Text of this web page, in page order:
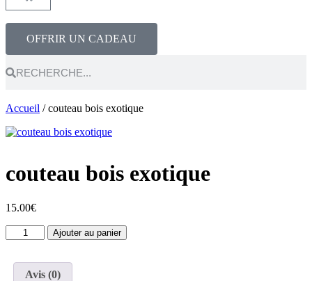
OFFRIR UN CADEAU
Accueil / couteau bois exotique
couteau bois exotique
15.00€
Ajouter au panier
Avis (0)